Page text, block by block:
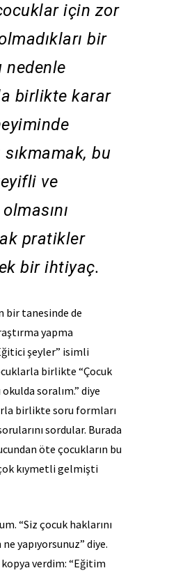
için zor
bir
nedenle
birlikte karar
sıkmamak, bu
ve
pratikler
bir ihtiyaç.
bir tanesinde de
yapma
şeyler” isimli
birlikte “Çocuk
soralım.” diye
birlikte soru formları
sordular. Burada
öte çocukların bu
kıymetli gelmişti
“Siz çocuk haklarını
yapıyorsunuz” diye.
verdim: “Eğitim